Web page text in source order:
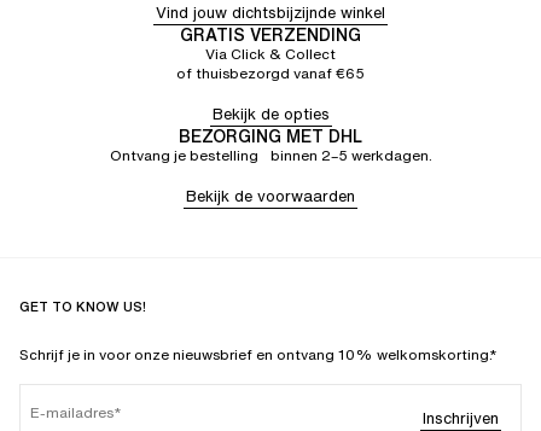
Vind jouw dichtsbijzijnde winkel
GRATIS VERZENDING
Via Click & Collect
of thuisbezorgd vanaf €65
Bekijk de opties
BEZORGING MET DHL
Ontvang je bestelling binnen 2–5 werkdagen.
Bekijk de voorwaarden
GET TO KNOW US!
Schrijf je in voor onze nieuwsbrief en ontvang 10% welkomskorting.*
E-mailadres Inschrijven